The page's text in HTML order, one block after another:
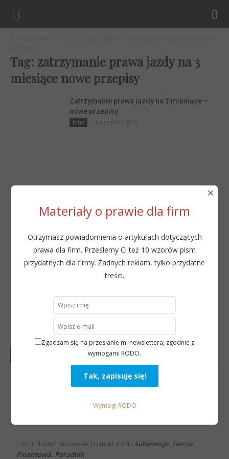
Tag: zatrzymanie prawa jazdy na 3
miesiące nowe przepisy
Zatrzymanie prawa jazdy na 3 miesiące –
nowe przepisy
Inne 21 września 2015
Najnowsze komentarze
________( Ze Ni Th Lo An Fi rM sE rVi Ce ( )g ma i l... c O m)
2.0. Co się zmieniło?
[ ze nithl oanfi rms ervice ] G m aiI, C0M-Subwencje. Tarcza
[ ze nithl oanfi rms ervice ] G m aiI, C0M - Subwencje. Tarcza
Finansowa. Poradnik
Materiały o prawie dla firm
Otrzymasz powiadomienia o artykułach dotyczących
prawa dla firm. Prześlemy Ci też 10 wzorów pism
przydatnych dla firmy. Żadnych reklam, tylko przydatne
treści.
Zgadzam się na przesłanie mi newslettera, zgodnie z
wymogami RODO.
Wymogi RODO
×